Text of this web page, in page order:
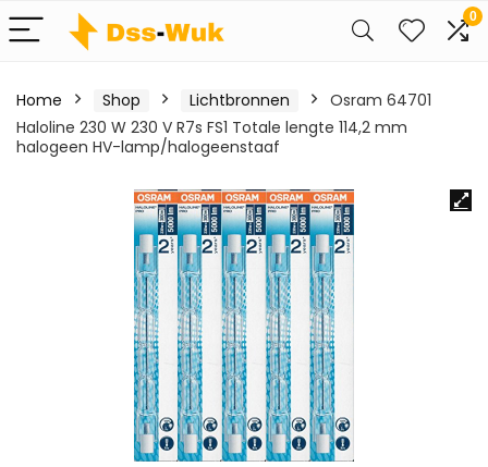
0
Home Shop Lichtbronnen
Osram 64701
Haloline 230 W 230 V R7s FS1 Totale lengte 114,2 mm
halogeen HV-lamp/halogeenstaaf